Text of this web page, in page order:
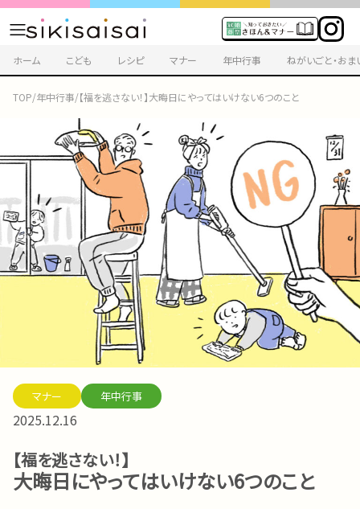
ホーム こども レシピ マナー 年中行事 ねがいごと・おま
TOP/年中行事/【福を逃さない！】大晦日にやってはいけない6つのこと
マナー 年中行事
2025.12.16
【福を逃さない！】
大晦日にやってはいけない6つのこと